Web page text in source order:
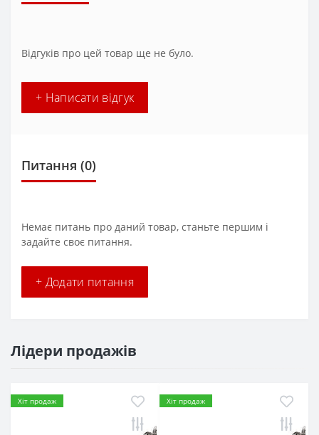
Відгуків про цей товар ще не було.
+ Написати відгук
Питання (0)
Немає питань про даний товар, станьте першим і
задайте своє питання.
+ Додати питання
Лідери продажів
Хіт продаж Хіт продаж